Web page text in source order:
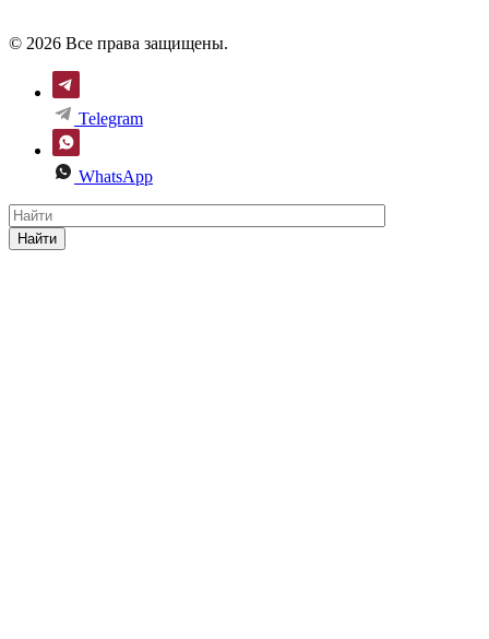
© 2026 Все права защищены.
Telegram
WhatsApp
Найти